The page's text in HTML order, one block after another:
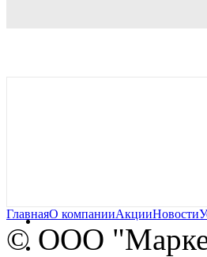
ГлавнаяО компанииАкцииНовости
© OOO